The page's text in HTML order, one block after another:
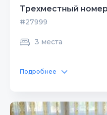
Трехместный
#27999
3 места
Подробнее